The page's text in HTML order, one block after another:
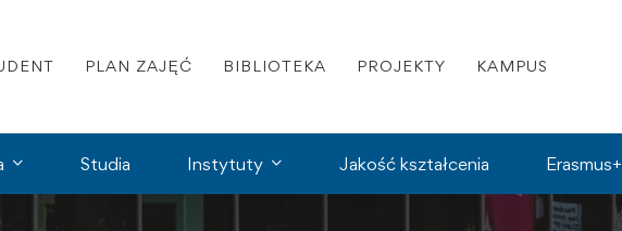
PLAN ZAJĘĆ BIBLIOTEKA PROJEKTY KAMPUS
Studia Instytuty Jakość kształcenia Erasmus+